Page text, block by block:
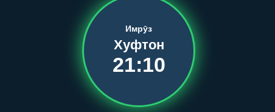
Имрӯз
Хуфтон
21:10